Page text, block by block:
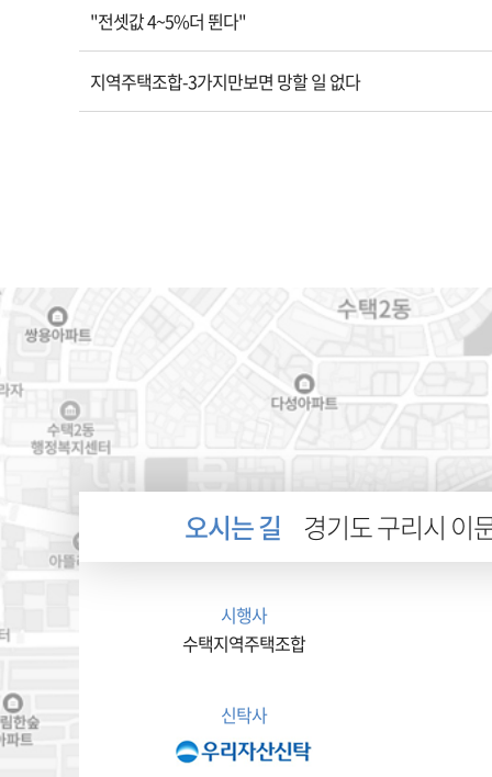
"전셋값 4~5%더 뛴다"
지역주택조합-3가지만보면 망할 일 없다
오시는 길 경기도 구리시 이
시행사
수택지역주택조합
신탁사